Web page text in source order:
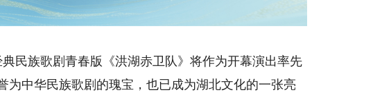
族歌剧青春版《洪湖赤卫队》将作为开幕演出率先
为中华民族歌剧的瑰宝，也已成为湖北文化的一张亮